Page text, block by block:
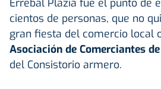
cientos de personas, que no
gran fiesta del comercio local
Asociación de Comerciantes
del Consistorio armero.